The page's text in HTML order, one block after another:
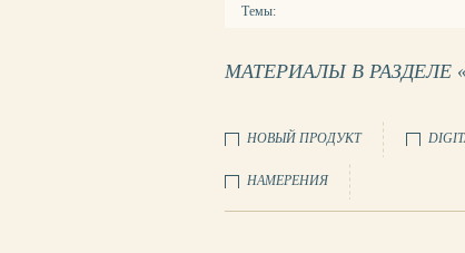
Темы:
МАТЕРИАЛЫ В РАЗДЕЛЕ
НОВЫЙ ПРОДУКТ
НАМЕРЕНИЯ